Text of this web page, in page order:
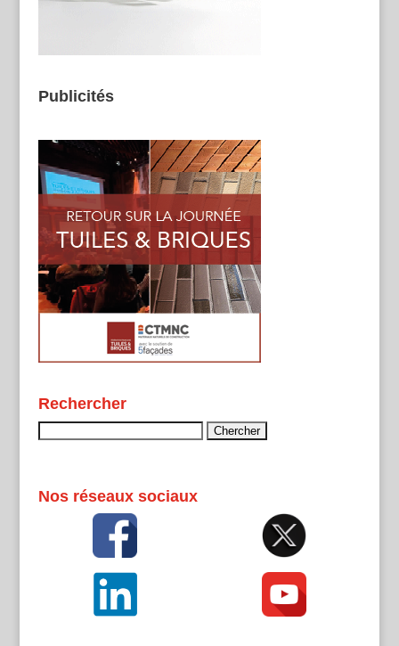
Publicités
Rechercher
Nos réseaux sociaux